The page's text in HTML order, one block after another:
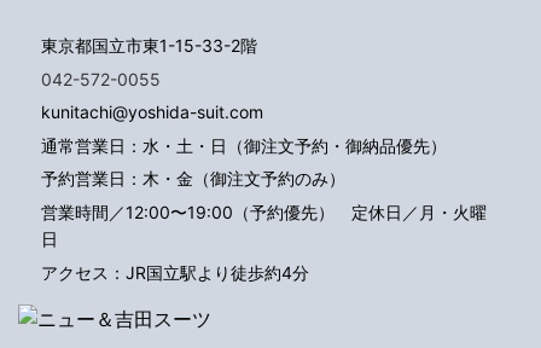
東京都国立市東1-15-33-2階
042-572-0055
kunitachi@yoshida-suit.com
通常営業日：水・土・日（御注文予約・御納品優先）
予約営業日：木・金（御注文予約のみ）
営業時間／12:00〜19:00（予約優先） 定休日／月・火曜
日
アクセス：JR国立駅より徒歩約4分